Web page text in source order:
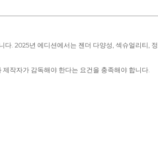
. 2025년 에디션에서는 젠더 다양성, 섹슈얼리티,
작자가 감독해야 한다는 요건을 충족해야 합니다.